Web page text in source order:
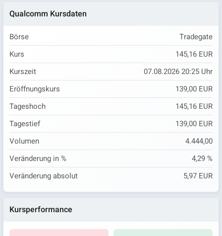
Qualcomm Kursdaten
Börse
Tradegate
Kurs
145,16 EUR
Kurszeit
07.08.2026 20:25 Uhr
Eröffnungskurs
139,00 EUR
Tageshoch
145,16 EUR
Tagestief
139,00 EUR
Volumen
4.444,00
Veränderung in %
4,29 %
Veränderung absolut
5,97 EUR
Kursperformance